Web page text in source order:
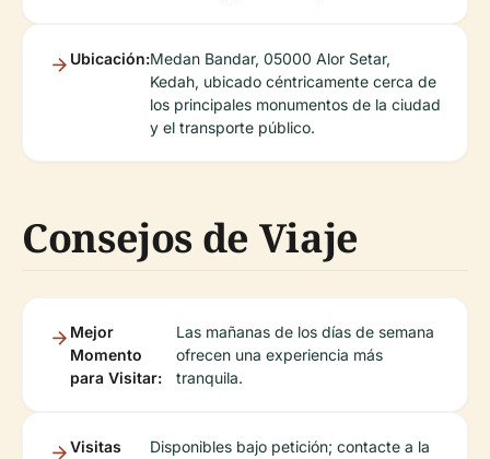
Ubicación:Medan Bandar, 05000 Alor Setar,
Kedah, ubicado céntricamente cerca de
los principales monumentos de la ciudad
y el transporte público.
Consejos de Viaje
Mejor
Momento
para Visitar:
Las mañanas de los días de semana
ofrecen una experiencia más
tranquila.
Visitas
Disponibles bajo petición; contacte a la